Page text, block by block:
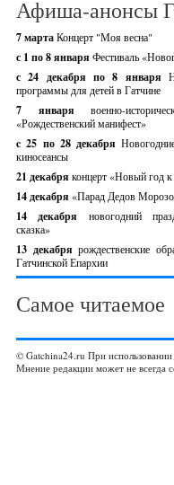
Афиша-анонсы
7 мартаКонцерт "Моя весна"
с 1 по 8 января Фестиваль
с 24 декабря по 8 января
программы для детей в Гатчине
7 январявоенно-
«Рождественский манифест»
c 25 по 28 декабря
киносеансы
21 декабря концерт «Новый год
14 декабря «Парад Дедов
14 декабря новогодний
сказка»
13 декабрярождественские
Гатчинской Епархии
Самое читаемое
© Gatchina24.ru При использовании
Мнение редакции может не всегда